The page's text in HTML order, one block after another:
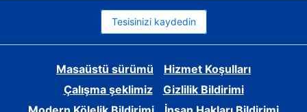
Tesisinizi kaydedin
Masaüstü sürümü
Hizmet Koşulları
Çalışma şeklimiz
Gizlilik Bildirimi